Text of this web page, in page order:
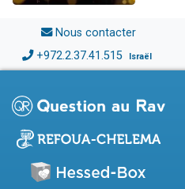
Nous contacter
+972.2.37.41.515 Israël